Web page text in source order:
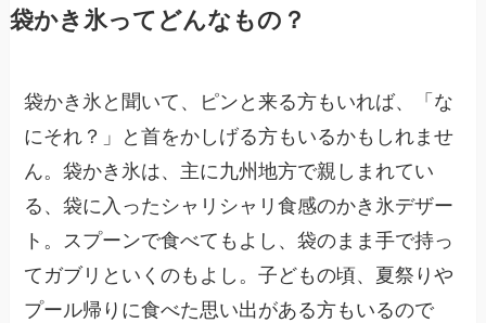
袋かき氷ってどんなもの？
袋かき氷と聞いて、ピンと来る方もいれば、「な
にそれ？」と首をかしげる方もいるかもしれませ
ん。袋かき氷は、主に九州地方で親しまれてい
る、袋に入ったシャリシャリ食感のかき氷デザー
ト。スプーンで食べてもよし、袋のまま手で持っ
てガブリといくのもよし。子どもの頃、夏祭りや
プール帰りに食べた思い出がある方もいるので